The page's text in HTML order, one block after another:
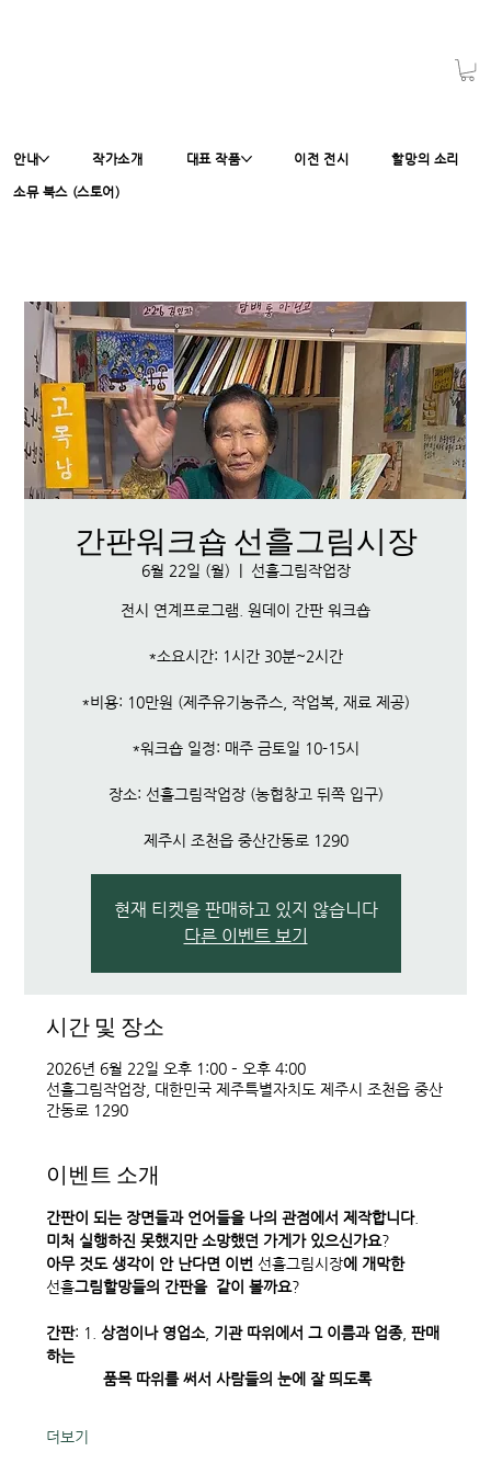
안내 작가소개 대표 작품 이전 전시 할망의 소리
소뮤 북스 (스토어)
간판워크숍 선흘그림시장
6월 22일 (월) 선흘그림작업장
전시 연계프로그램. 원데이 간판 워크숍
*소요시간: 1시간 30분~2시간
*비용: 10만원 (제주유기농쥬스, 작업복, 재료 제공)
*워크숍 일정: 매주 금토일 10-15시
장소: 선흘그림작업장 (농협창고 뒤쪽 입구)
제주시 조천읍 중산간동로 1290
현재 티켓을 판매하고 있지 않습니다
다른 이벤트 보기
시간 및 장소
2026년 6월 22일 오후 1:00 – 오후 4:00
선흘그림작업장, 대한민국 제주특별자치도 제주시 조천읍 중산
간동로 1290
이벤트 소개
간판이 되는 장면들과 언어들을 나의 관점에서 제작합니다.
미처 실행하진 못했지만 소망했던 가게가 있으신가요?
아무 것도 생각이 안 난다면 이번 선흘그림시장에 개막한
선흘그림할망들의 간판을 같이 볼까요?
간판: 1. 상점이나 영업소, 기관 따위에서 그 이름과 업종, 판매
하는
품목 따위를 써서 사람들의 눈에 잘 띄도록
더보기